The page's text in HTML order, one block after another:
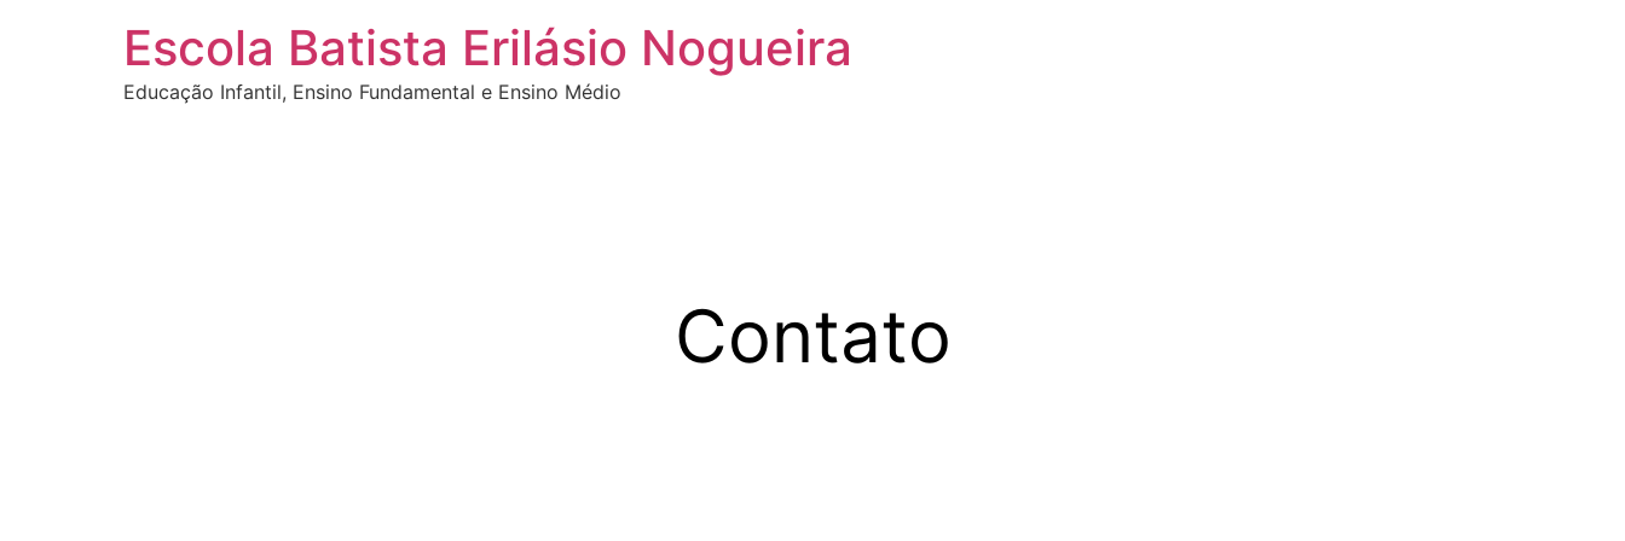
Escola Batista Erilásio Nogueira
Educação Infantil, Ensino Fundamental e Ensino Médio
Contato